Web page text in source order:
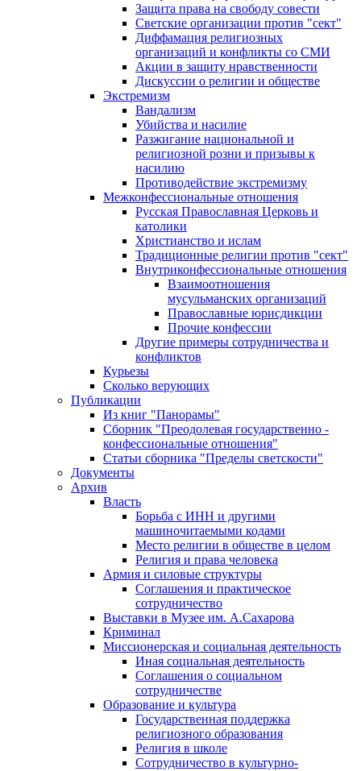
Защита права на свободу совести
Светские организации против "сект"
Диффамация религиозных
организаций и конфликты со СМИ
Акции в защиту нравственности
Дискуссии о религии и обществе
Экстремизм
Вандализм
Убийства и насилие
Разжигание национальной и
религиозной розни и призывы к
насилию
Противодействие экстремизму
Межконфессиональные отношения
Русская Православная Церковь и
католики
Христианство и ислам
Традиционные религии против "сект"
Внутриконфессиональные отношения
Взаимоотношения
мусульманских организаций
Православные юрисдикции
Прочие конфессии
Другие примеры сотрудничества и
конфликтов
Курьезы
Сколько верующих
Публикации
Из книг "Панорамы"
Сборник "Преодолевая государственно -
конфессиональные отношения"
Статьи сборника "Пределы светскости"
Документы
Архив
Власть
Борьба с ИНН и другими
машиночитаемыми кодами
Место религии в обществе в целом
Религия и права человека
Армия и силовые структуры
Соглашения и практическое
сотрудничество
Выставки в Музее им. А.Сахарова
Криминал
Миссионерская и социальная деятельность
Иная социальная деятельность
Соглашения о социальном
сотрудничестве
Образование и культура
Государственная поддержка
религиозного образования
Религия в школе
Сотрудничество в культурно-